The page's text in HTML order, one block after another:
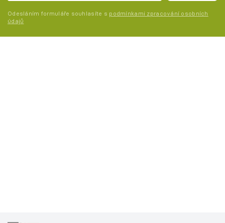
Odesláním formuláře souhlasíte s podmínkami zpracování osobních
údajů